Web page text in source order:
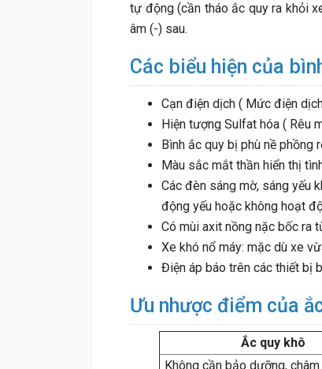
tự động (cần tháo ắc quy ra khỏi
âm (-) sau.
Các biểu hiện của
Cạn điện dịch ( Mức điện
Hiện tượng Sulfat hóa ( Rêu
Bình ắc quy bị phù nề phồng
Màu sắc mắt thần hiển thị
Các đèn sáng mờ, sáng yếu
động yếu hoặc không hoạt
Có mùi axit nồng nặc bốc ra
Xe khó nổ máy: mặc dù xe
Điện áp báo trên các thiết bị
Ưu nhược điểm của
Ắc quy khô
Không cần bảo dưỡng,